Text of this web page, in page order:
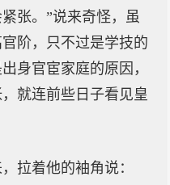
张。”说来奇怪，虽
阶，只不过是学技的
身官宦家庭的原因，
就连前些日子看见皇
拉着他的袖角说：